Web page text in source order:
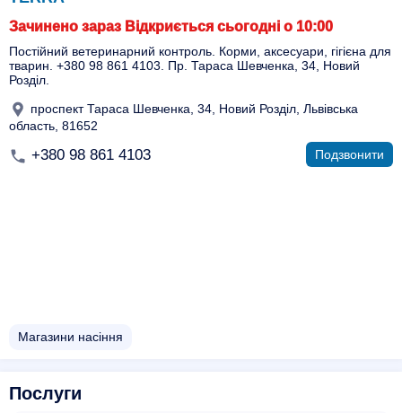
Зачинено зараз Відкриється сьогодні о 10:00
Постійний ветеринарний контроль. Корми, аксесуари, гігієна для
тварин. +380 98 861 4103. Пр. Тараса Шевченка, 34, Новий
Розділ.
проспект Тараса Шевченка, 34, Новий Розділ, Львівська
область, 81652
+380 98 861 4103 Подзвонити
Магазини насіння
Послуги